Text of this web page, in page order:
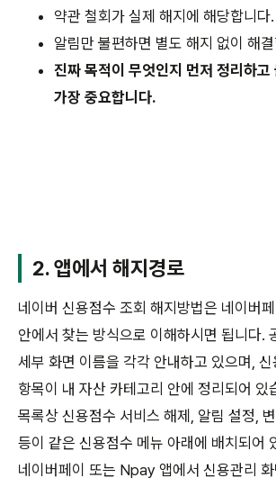
약관 철회가 실제 해지에 해당합니다.
알림만 불편하면 별도 해지 없이 해
진짜 목적이 무엇인지 먼저 정리하고
가장 중요합니다.
2. 앱에서 해지경로
네이버 신용점수 조회 해지방법은 네이버
안에서 찾는 방식으로 이해하시면 됩니다.
세부 화면 이름을 각각 안내하고 있으며, 신
항목이 내 자산 카테고리 안에 정리되어 있
목록상 신용점수 서비스 해제, 알림 설정,
등이 같은 신용점수 메뉴 아래에 배치되어
네이버페이 또는 Npay 앱에서 신용관리 화